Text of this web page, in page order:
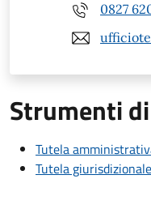
0827
Strumenti
Tutela
Tutela giurisdizionale